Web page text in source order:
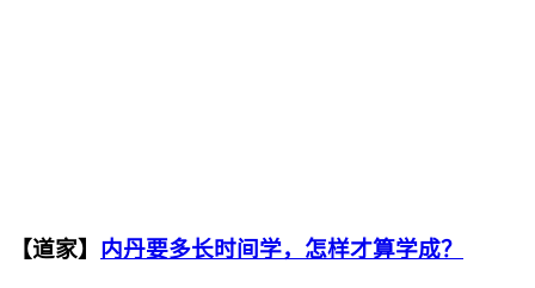
【道家】 内丹要多长时间学，怎样才算学成？